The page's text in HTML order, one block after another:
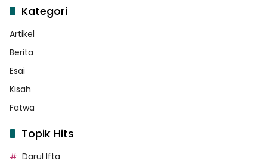
Kategori
Artikel
Berita
Esai
Kisah
Fatwa
Topik Hits
Darul Ifta